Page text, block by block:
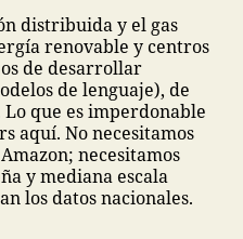
distribuida y el gas
renovable y centros
de desarrollar
de lenguaje), de
que es imperdonable
aquí. No necesitamos
necesitamos
y mediana escala
los datos nacionales.